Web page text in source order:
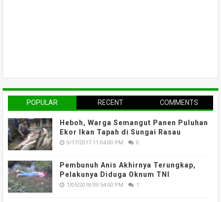
POPULAR RECENT COMMENTS
Heboh, Warga Semangut Panen Puluhan
Ekor Ikan Tapah di Sungai Rasau
9/17/2017 11:04:00 PM 0
Pembunuh Anis Akhirnya Terungkap,
Pelakunya Diduga Oknum TNI
1/05/2018 09:54:00 PM 1